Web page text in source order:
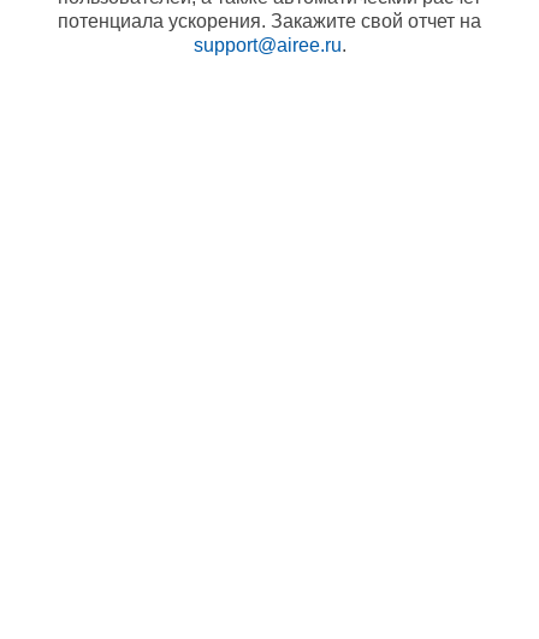
потенциала ускорения. Закажите свой отчет на
support@airee.ru.